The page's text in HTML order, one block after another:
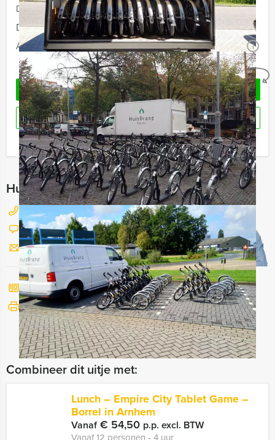
De prijzen zijn exclusief BTW
Duur:
2 uur
Aantal:
Minimaal 12 personen i
Geheel vrijblijvend
OFFERTE AANVRAGEN
RESERVEREN
Ik heb een vraag over dit uitje
Hulp nodig bij het kiezen?
026 820 03 69
Chat met Jeroen
Stuur ons een mailtje
Bel mij terug
Bekijk printbare versie
Combineer dit uitje met:
Lunch – Empire City Tablet Game –
Borrel in Arnhem
Vanaf€ 54,50 p.p. excl. BTW